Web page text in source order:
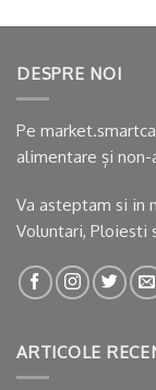
DESPRE NOI
Pe
alimentare și
Va asteptam si in
Voluntari, Ploiesti
ARTICOLE